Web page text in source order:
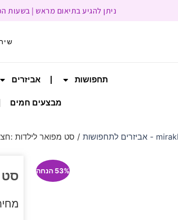
ניתן להגיע בתיאום מראש | בשעות הפעילות 9:00 עד 20:00 ניתן לרכוש במקום , מרחוב
תחפושות אביזרים
מבצעים חמים
mirakl - אביזרים לתחפושות / סט מפואר לילדות
53% הנחה סט